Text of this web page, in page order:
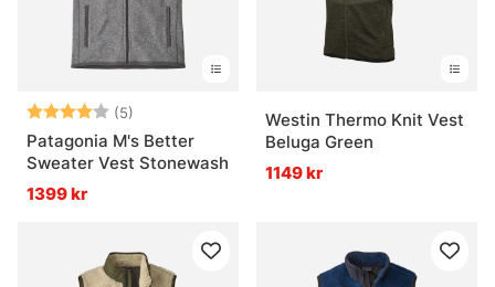
Betyg: (5)
4.0 utav 5 stjärnor
Patagonia M's Better
Sweater Vest Stonewash
1399 kr
Westin Thermo Knit Vest
Beluga Green
1149 kr